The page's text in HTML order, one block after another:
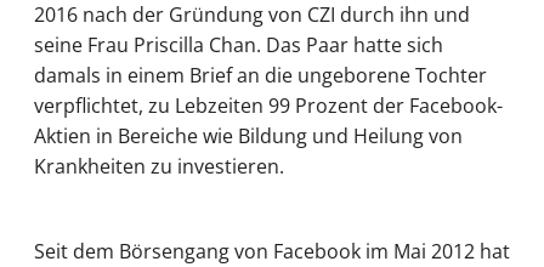
2016 nach der Gründung von CZI durch ihn und
seine Frau Priscilla Chan. Das Paar hatte sich
damals in einem Brief an die ungeborene Tochter
verpflichtet, zu Lebzeiten 99 Prozent der Facebook-
Aktien in Bereiche wie Bildung und Heilung von
Krankheiten zu investieren.
Seit dem Börsengang von Facebook im Mai 2012 hat